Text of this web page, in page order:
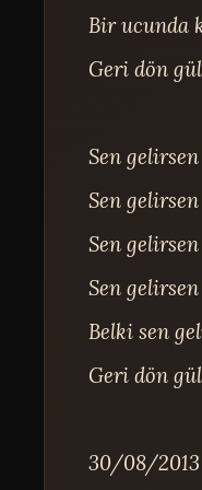
Bir ucunda
Geri dön
Sen
Sen
Sen
Sen
Belki sen
Geri dön
30/08/2013